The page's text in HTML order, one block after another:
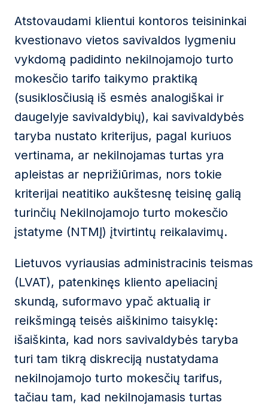
Atstovaudami klientui kontoros teisininkai
kvestionavo vietos savivaldos lygmeniu
vykdomą padidinto nekilnojamojo turto
mokesčio tarifo taikymo praktiką
(susiklosčiusią iš esmės analogiškai ir
daugelyje savivaldybių), kai savivaldybės
taryba nustato kriterijus, pagal kuriuos
vertinama, ar nekilnojamas turtas yra
apleistas ar neprižiūrimas, nors tokie
kriterijai neatitiko aukštesnę teisinę galią
turinčių Nekilnojamojo turto mokesčio
įstatyme (NTMĮ) įtvirtintų reikalavimų.
Lietuvos vyriausias administracinis teismas
(LVAT), patenkinęs kliento apeliacinį
skundą, suformavo ypač aktualią ir
reikšmingą teisės aiškinimo taisyklę:
išaiškinta, kad nors savivaldybės taryba
turi tam tikrą diskreciją nustatydama
nekilnojamojo turto mokesčių tarifus,
tačiau tam, kad nekilnojamasis turtas